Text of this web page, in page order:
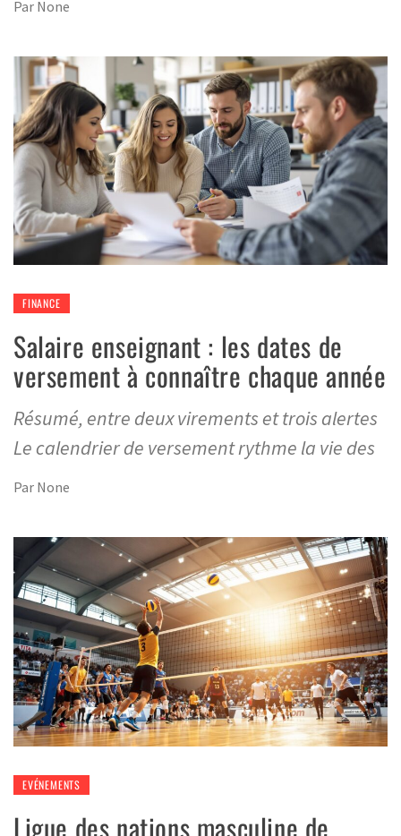
Par None
FINANCE
Salaire enseignant : les dates de
versement à connaître chaque année
Résumé, entre deux virements et trois alertes
Le calendrier de versement rythme la vie des
Par None
EVÉNEMENTS
Ligue des nations masculine de